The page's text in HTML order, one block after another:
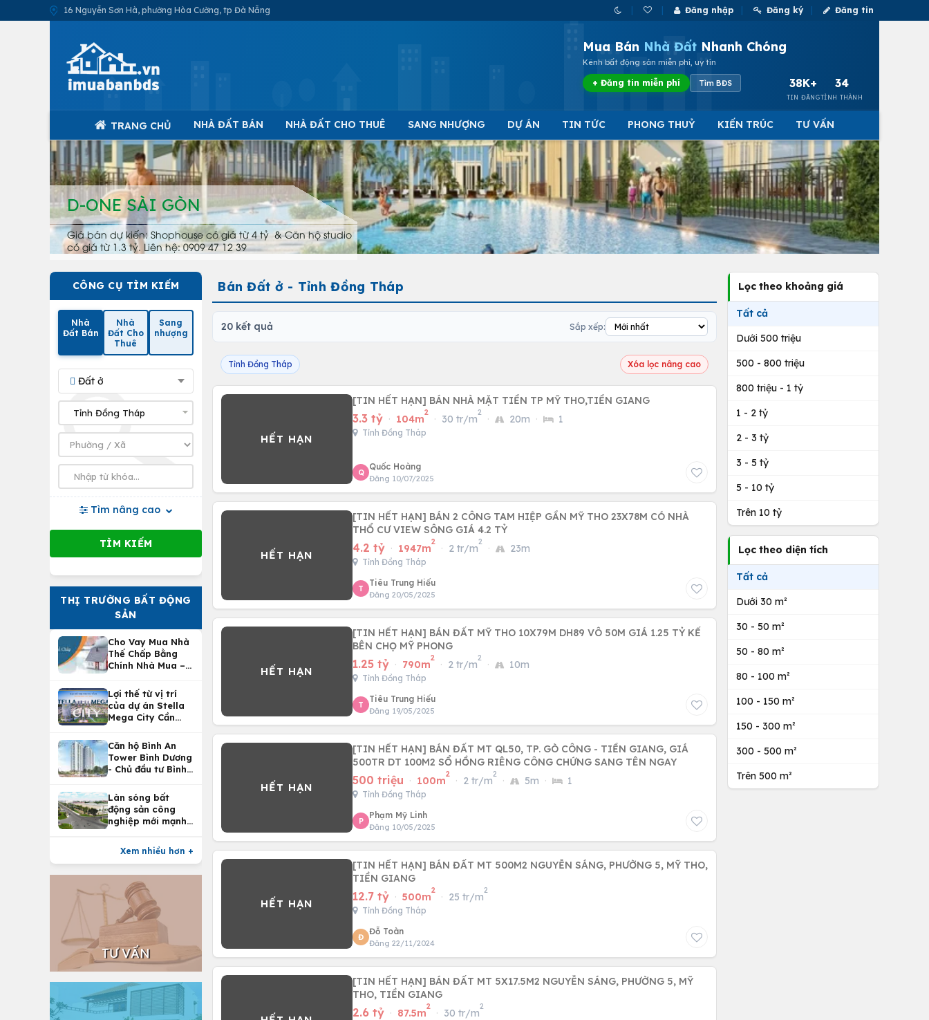
16 Nguyễn Sơn Hà, phường Hòa Cường, tp Đà Nẵng Đăng nhập Đăng ký Đăng tin
Mua Bán Nhà Đất Nhanh Chóng
Kênh bất động sản miễn phí, uy tín
+ Đăng tin miễn phí Tìm BĐS 38K+
TIN ĐĂNG
34
TỈNH THÀNH
TRANG CHỦ NHÀ ĐẤT BÁN NHÀ ĐẤT CHO THUÊ SANG NHƯỢNG DỰ ÁN TIN TỨC PHONG THUỶ KIẾN TRÚC TƯ VẤN
D-ONE SÀI GÒN
Giá bán dự kiến: Shophouse có giá từ 4 tỷ & Căn hộ studio
có giá từ 1.3 tỷ. Liên hệ: 0909 47 12 39
CÔNG CỤ TÌM KIẾM
Nhà
Đất Bán
Nhà
Đất Cho
Thuê
Sang
nhượng
Đất ở
Tìm nâng cao
THỊ TRƯỜNG BẤT ĐỘNG
SẢN
Cho Vay Mua Nhà
Thế Chấp Bằng
Chính Nhà Mua –
Nhà Tại
Vietcombank
Lợi thế từ vị trí
của dự án Stella
Mega City Cần
Căn hộ Bình An
Tower Bình Dương
- Chủ đầu tư Bình
Làn sóng bất
động sản công
nghiệp mới mạnh
Xem nhiều hơn +
TƯ VẤN
Bán Đất ở - Tỉnh Đồng Tháp
20 kết quả Sắp xếp:
Tỉnh Đồng Tháp Xóa lọc nâng cao
[TIN HẾT HẠN] BÁN NHÀ MẶT TIỀN TP MỸ THO,TIỀN GIANG
3.3 tỷ · 104m
2
· 30 tr/m
2
· 20m · 1
Tỉnh Đồng Tháp
Q
Quốc Hoàng
Đăng 10/07/2025
[TIN HẾT HẠN] BÁN 2 CÔNG TAM HIỆP GẦN MỸ THO 23X78M CÓ NHÀ
THỔ CƯ VIEW SÔNG GIÁ 4.2 TỶ
4.2 tỷ · 1947m
2
· 2 tr/m
2
· 23m
Tỉnh Đồng Tháp
T
Tiêu Trung Hiếu
Đăng 20/05/2025
[TIN HẾT HẠN] BÁN ĐẤT MỸ THO 10X79M DH89 VÔ 50M GIÁ 1.25 TỶ KẾ
BÊN CHỌ MỸ PHONG
1.25 tỷ · 790m
2
· 2 tr/m
2
· 10m
Tỉnh Đồng Tháp
T
Tiêu Trung Hiếu
Đăng 19/05/2025
[TIN HẾT HẠN] BÁN ĐẤT MT QL50, TP. GÒ CÔNG - TIỀN GIANG, GIÁ
500TR DT 100M2 SỔ HỒNG RIÊNG CÔNG CHỨNG SANG TÊN NGAY
500 triệu · 100m
2
· 2 tr/m
2
· 5m · 1
Tỉnh Đồng Tháp
P
Phạm Mỹ Linh
Đăng 10/05/2025
[TIN HẾT HẠN] BÁN ĐẤT MT 500M2 NGUYỄN SÁNG, PHƯỜNG 5, MỸ THO,
TIỀN GIANG
12.7 tỷ · 500m
2
· 25 tr/m
2
Tỉnh Đồng Tháp
Đ
Đỗ Toàn
Đăng 22/11/2024
[TIN HẾT HẠN] BÁN ĐẤT MT 5X17.5M2 NGUYỄN SÁNG, PHƯỜNG 5, MỸ
THO, TIỀN GIANG
2.6 tỷ · 87.5m
2
· 30 tr/m
2
Lọc theo khoảng giá
Tất cả
Dưới 500 triệu
500 - 800 triệu
800 triệu - 1 tỷ
1 - 2 tỷ
2 - 3 tỷ
3 - 5 tỷ
5 - 10 tỷ
Trên 10 tỷ
Lọc theo diện tích
Tất cả
Dưới 30 m²
30 - 50 m²
50 - 80 m²
80 - 100 m²
100 - 150 m²
150 - 300 m²
300 - 500 m²
Trên 500 m²